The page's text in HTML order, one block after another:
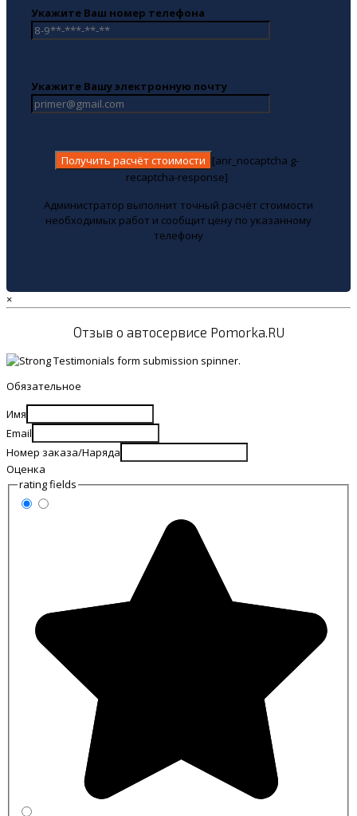
Укажите Ваш номер телефона
Укажите Вашу электронную почту
[anr_nocaptcha g-
recaptcha-response]
Администратор выполнит точный расчёт стоимости
необходимых работ и сообщит цену по указанному
телефону
×
Отзыв о автосервисе Pomorka.RU
Обязательное
Имя
Email
Номер заказа/Наряда
Оценка
rating fields